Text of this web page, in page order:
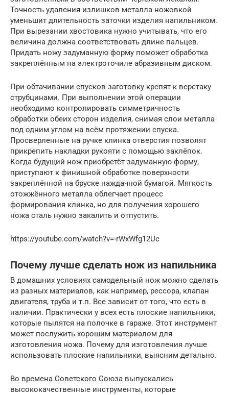
Точность удаления излишков металла ножовкой
уменьшит длительность заточки изделия напильником.
При вырезании хвостовика нужно учитывать, что его
величина должна соответствовать длине пальцев.
Придать ножу задуманную форму поможет обработка
закреплённым на электроточиле абразивным диском.
При обтачивании спусков заготовку крепят к верстаку
струбцинами. При выполнении этой операции
необходимо контролировать симметричность
обработки обеих сторон изделия, снимая слои металла
под одним углом на всём протяжении спуска.
Просверленные на ручке клинка отверстия позволят
прикрепить накладки рукояти с помощью заклёпок.
Когда будущий нож приобретёт задуманную форму,
приступают к финишной обработке поверхности
закреплённой на бруске наждачной бумагой. Мягкость
отожжённого металла облегчает процесс
формирования клинка, но для получения хорошего
ножа сталь нужно закалить и отпустить.
https://youtube.com/watch?v=-rWxWfg12Uc
Почему лучше сделать нож из напильника
В домашних условиях самодельный нож можно сделать
из разных материалов, как например, рессора, клапан
двигателя, труба и т.п. Все зависит от того, что есть в
наличии. Практически у всех есть плоские напильники,
которые пылятся на полочке в гараже. Этот инструмент
может послужить хорошим материалом для
изготовления ножа. Почему для изготовления лучше
использовать плоские напильники, выясним детально.
Во времена Советского Союза выпускались
высококачественные инструменты, которые